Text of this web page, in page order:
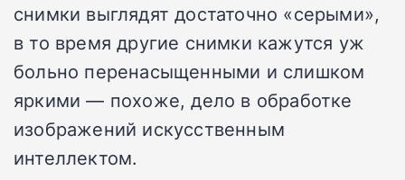
снимки выглядят достаточно «серыми»,
в то время другие снимки кажутся уж
больно перенасыщенными и слишком
яркими — похоже, дело в обработке
изображений искусственным
интеллектом.